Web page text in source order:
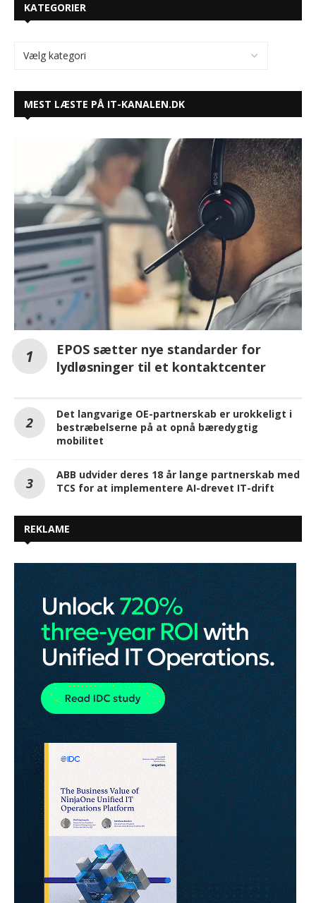
KATEGORIER
MEST LÆSTE PÅ IT-KANALEN.DK
EPOS sætter nye standarder for
lydløsninger til et kontaktcenter
Det langvarige OE-partnerskab er urokkeligt i
bestræbelserne på at opnå bæredygtig
mobilitet
ABB udvider deres 18 år lange partnerskab med
TCS for at implementere AI-drevet IT-drift
REKLAME